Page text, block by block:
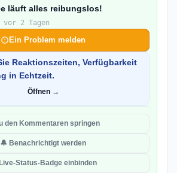
läuft alles reibungslos!
vor 2 Tagen
Ein Problem melden
Reaktionszeiten, Verfügbarkeit
in Echtzeit.
Öffnen →
den Kommentaren springen
🔔 Benachrichtigt werden
Status-Badge einbinden